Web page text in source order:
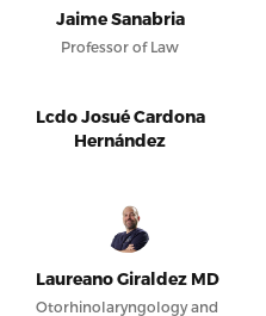
Jaime Sanabria
Professor of Law
Lcdo Josué Cardona
Hernández
Laureano Giraldez MD
Otorhinolaryngology and